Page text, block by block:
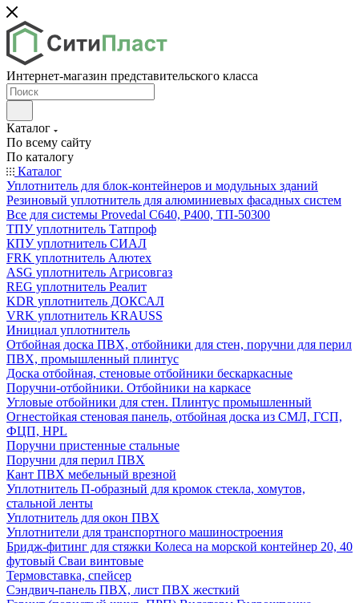
Интернет-магазин представительского класса
Каталог
По всему сайту
По каталогу
Каталог
Уплотнитель для блок-контейнеров и модульных зданий
Резиновый уплотнитель для алюминиевых фасадных систем
Все для системы Provedal С640, Р400, ТП-50300
ТПУ уплотнитель Татпроф
КПУ уплотнитель СИАЛ
FRK уплотнитель Алютех
ASG уплотнитель Агрисовгаз
REG уплотнитель Реалит
KDR уплотнитель ДОКСАЛ
VRK уплотнитель KRAUSS
Инициал уплотнитель
Отбойная доска ПВХ, отбойники для стен, поручни для перил
ПВХ, промышленный плинтус
Доска отбойная, стеновые отбойники бескаркасные
Поручни-отбойники. Отбойники на каркасе
Угловые отбойники для стен. Плинтус промышленный
Огнестойкая стеновая панель, отбойная доска из СМЛ, ГСП,
ФЦП, HPL
Поручни пристенные стальные
Поручни для перил ПВХ
Кант ПВХ мебельный врезной
Уплотнитель П-образный для кромок стекла, хомутов,
стальной ленты
Уплотнитель для окон ПВХ
Уплотнители для транспортного машиностроения
Бридж-фитинг для стяжки Колеса на морской контейнер 20, 40
футовый Сваи винтовые
Термовставка, спейсер
Сэндвич-панель ПВХ, лист ПВХ жесткий